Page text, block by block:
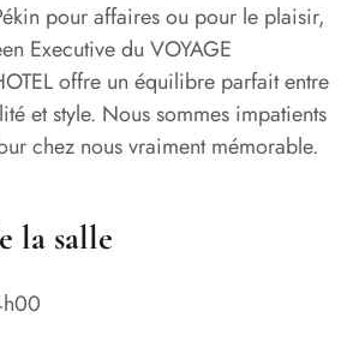
pour affaires ou pour le plaisir,
Executive du VOYAGE
offre un équilibre parfait entre
et style. Nous sommes impatients
chez nous vraiment mémorable.
la salle